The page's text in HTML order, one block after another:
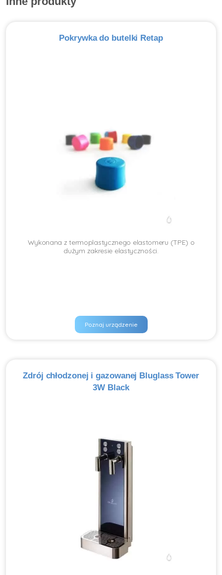
Pokrywka do butelki Retap
Wykonana z termoplastycznego elastomeru (TPE) o
dużym zakresie elastyczności.
Poznaj urządzenie
Zdrój chłodzonej i gazowanej Bluglass Tower
3W Black